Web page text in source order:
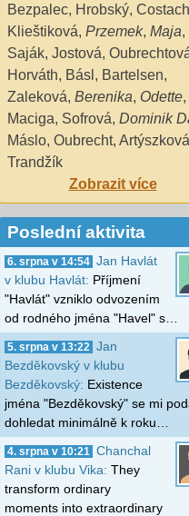
Bezpalec, Hrobský,
Klieštiková, Przemek, Maja,
Saják, Jostová,
Horváth, Básl , Bartelsen,
Zaleková, Berenika, Odette,
Maciga, Sofrová, Dominik
Máslo, Oubrecht, Artýszková
Trandžík
Zobrazit více
Poslední aktivita
6. srpna v 14:54 Jan Havlát
v klubu Havlát: Příjmení
"Havlát" vzniklo odvozením
od rodného jména "Havel" s…
5. srpna v 13:22
Jan
Bezděkovský v klubu
Bezděkovský: Existence
jména "Bezděkovský" se mi
dohledat minimálně k roku…
4. srpna v 10:21
Chanchal
Rani v klubu Vika: They
transform ordinary
moments into extraordinary